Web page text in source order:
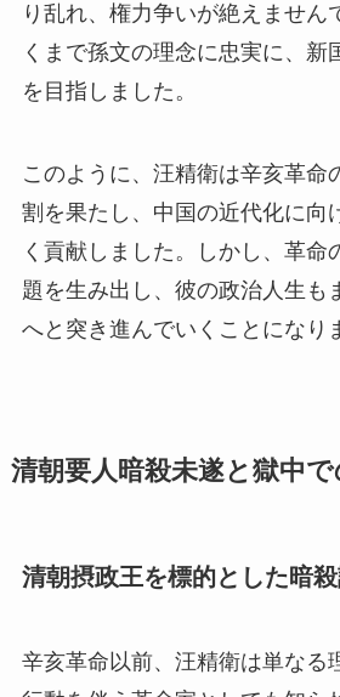
り乱れ、権力争いが絶えません
くまで孫文の理念に忠実に、新
を目指しました。
このように、汪精衛は辛亥革命
割を果たし、中国の近代化に向
く貢献しました。しかし、革命
題を生み出し、彼の政治人生も
へと突き進んでいくことになり
清朝要人暗殺未遂と獄中
清朝摂政王を標的とした暗
辛亥革命以前、汪精衛は単なる